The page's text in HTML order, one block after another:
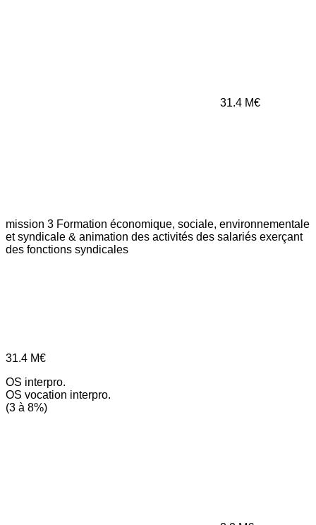
31.4 M€
mission 3 Formation économique, sociale, environnementale
et syndicale & animation des activités des salariés exerçant
des fonctions syndicales
31.4 M€
OS interpro.
OS vocation interpro.
(3 à 8%)